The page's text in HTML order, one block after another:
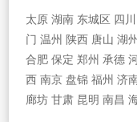
太原 湖南 东城区 四川
门 温州 陕西 唐山 湖州
合肥 保定 郑州 承德
西 南京 盘锦 福州 济
廊坊 甘肃 昆明 南昌